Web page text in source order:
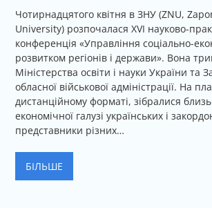
Чотирнадцятого квітня в ЗНУ (ZNU,
University) розпочалася XVI науково-
конференція «Управління соціально-
розвитком регіонів і держави». Вона
Міністерства освіти і науки України та
обласної військової адміністрації. На
дистанційному форматі, зібралися
економічної галузі українських і
представники різних…
БІЛЬШЕ